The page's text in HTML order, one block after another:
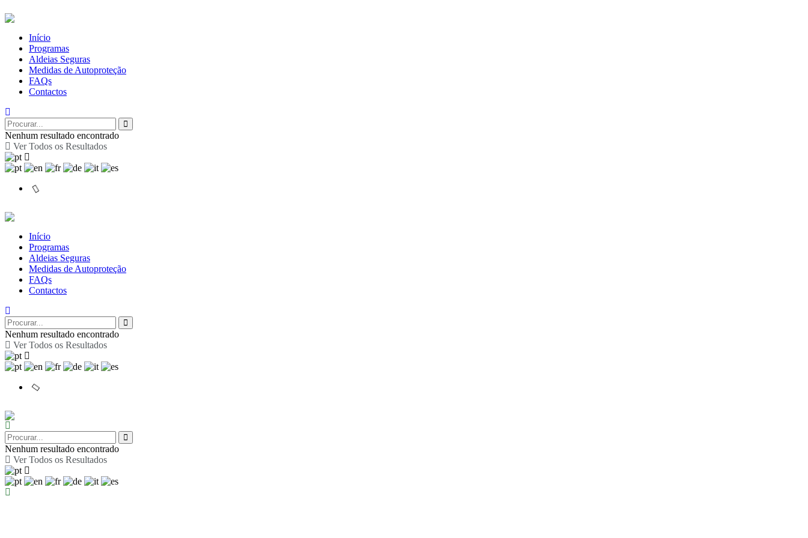
Início
Programas
Aldeias Seguras
Medidas de Autoproteção
FAQs
Contactos
Nenhum resultado encontrado
Ver Todos os Resultados
Início
Programas
Aldeias Seguras
Medidas de Autoproteção
FAQs
Contactos
Nenhum resultado encontrado
Ver Todos os Resultados
Nenhum resultado encontrado
Ver Todos os Resultados